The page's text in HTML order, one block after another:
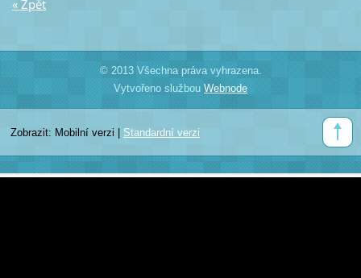
« Zpět
© 2013 Všechna práva vyhrazena.
Vytvořeno službou Webnode
Zobrazit: Mobilní verzi Standardní verzi